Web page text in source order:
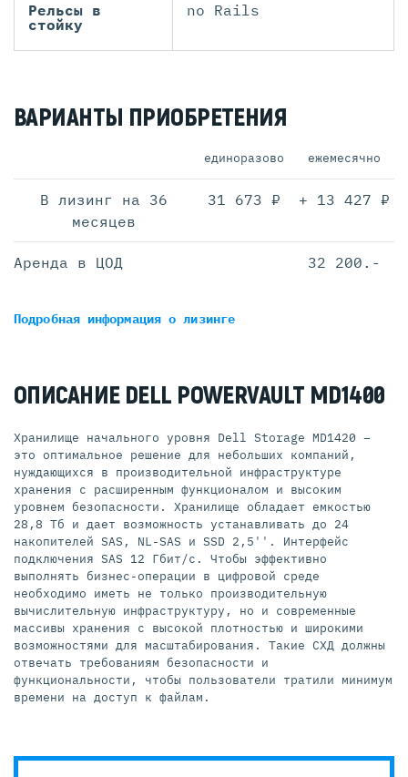
Рельсы в
стойку
no Rails
ВАРИАНТЫ ПРИОБРЕТЕНИЯ
единоразово ежемесячно
В лизинг на 36
месяцев
31 673 ₽ + 13 427 ₽
Аренда в ЦОД 32 200.-
Подробная информацияо лизинге
ОПИСАНИЕ DELL POWERVAULT MD1400
Хранилище начального уровня Dell Storage MD1420 –
это оптимальное решение для небольших компаний,
нуждающихся в производительной инфраструктуре
хранения с расширенным функционалом и высоким
уровнем безопасности. Хранилище обладает емкостью
28,8 Тб и дает возможность устанавливать до 24
накопителей SAS, NL-SAS и SSD 2,5''. Интерфейс
подключения SAS 12 Гбит/с. Чтобы эффективно
выполнять бизнес-операции в цифровой среде
необходимо иметь не только производительную
вычислительную инфраструктуру, но и современные
массивы хранения с высокой плотностью и широкими
возможностями для масштабирования. Такие СХД должны
отвечать требованиям безопасности и
функциональности, чтобы пользователи тратили минимум
времени на доступ к файлам.